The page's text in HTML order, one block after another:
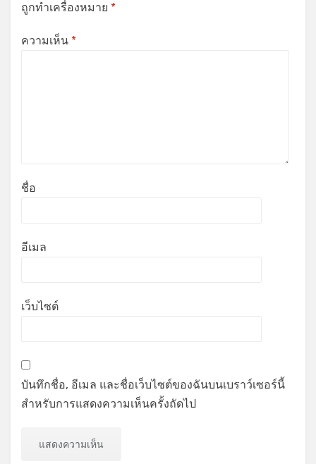
ถูกทำเครื่องหมาย *
ความเห็น *
ชื่อ
อีเมล
เว็บไซต์
บันทึกชื่อ, อีเมล และชื่อเว็บไซต์ของฉันบนเบราว์เซอร์นี้
สำหรับการแสดงความเห็นครั้งถัดไป